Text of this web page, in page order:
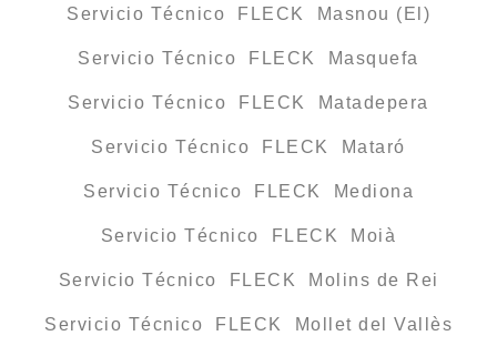
Servicio Técnico FLECK Masnou (El)
Servicio Técnico FLECK Masquefa
Servicio Técnico FLECK Matadepera
Servicio Técnico FLECK Mataró
Servicio Técnico FLECK Mediona
Servicio Técnico FLECK Moià
Servicio Técnico FLECK Molins de Rei
Servicio Técnico FLECK Mollet del Vallès